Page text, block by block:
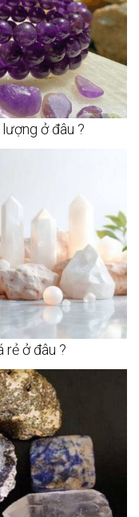
ở đâu ?
rẻ ở đâu ?